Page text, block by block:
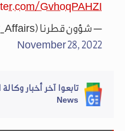
GvhoqPAHZI
— شؤون قطرنا 🇶🇦 (@Qattar_Affairs)
November 28, 2022
News